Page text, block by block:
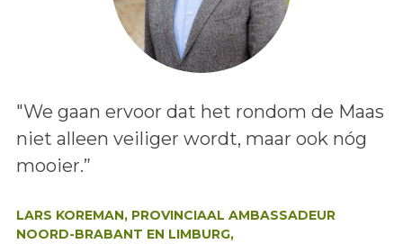
Lees het bericht:
"We gaan ervoor dat het rondom de Maas
niet alleen veiliger wordt, maar ook nóg
mooier.”
LARS KOREMAN, PROVINCIAAL AMBASSADEUR
NOORD-BRABANT EN LIMBURG,